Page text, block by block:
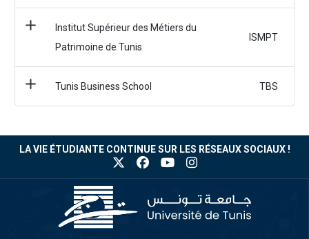
Institut Supérieur des Métiers du
Patrimoine de Tunis
ISMPT
Tunis Business School TBS
LA VIE ÉTUDIANTE CONTINUE SUR LES RÉSEAUX SOCIAUX !